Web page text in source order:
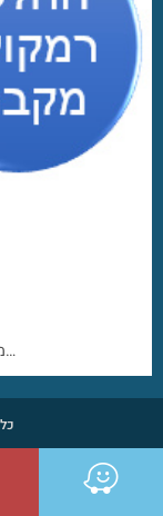
משתמשי מקבוק נהנים מאיכות צליל נקי, מדויק וחד…